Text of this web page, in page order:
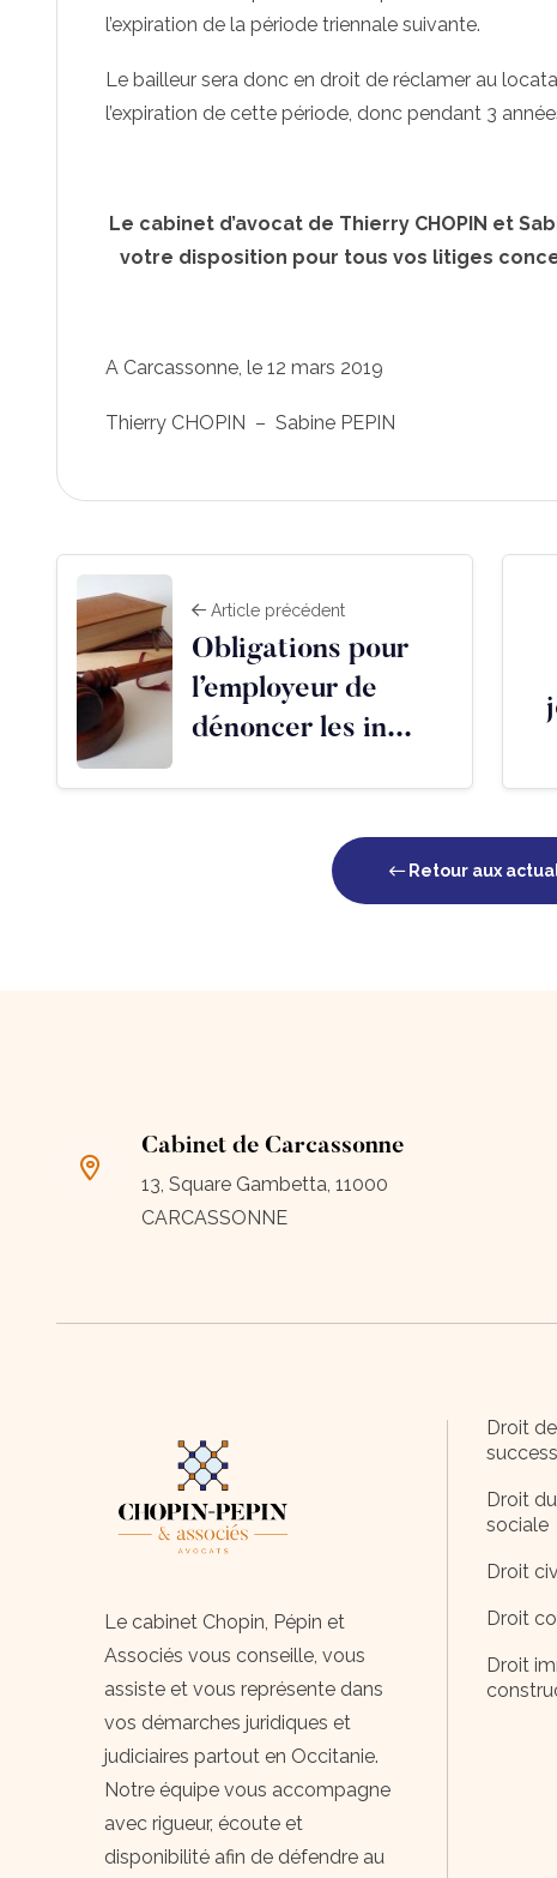
l’expiration de la période triennale suivante.
Le bailleur sera donc en droit de réclamer au
l’expiration de cette période, donc pendant 3
Le cabinet d’avocat de Thierry CHOPIN et
votre disposition pour tous vos litiges
A Carcassonne, le 12 mars 2019
Thierry CHOPIN – Sabine PEPIN
Article précédent
Obligations pour
l’employeur de
dénoncer les in...
Retour aux
Cabinet de Carcassonne
13, Square Gambetta, 11000
CARCASSONNE
Le cabinet Chopin, Pépin et
Associés vous conseille, vous
assiste et vous représente dans
vos démarches juridiques et
judiciaires partout en Occitanie.
Notre équipe vous accompagne
avec rigueur, écoute et
disponibilité afin de défendre au
Droit
Droit
sociale
Droit
Droit
Droit